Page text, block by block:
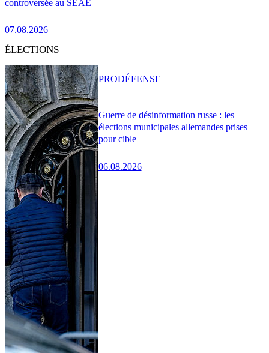
controversée au SEAE
07.08.2026
ÉLECTIONS
Guerre de désinformation russe : les
élections municipales allemandes prises
pour cible
06.08.2026
PRODÉFENSE